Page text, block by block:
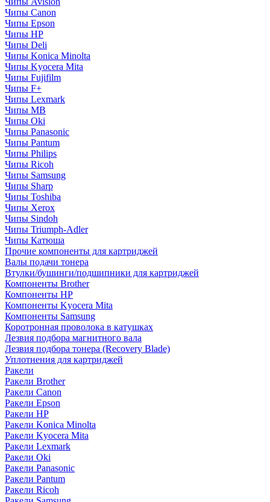
Чипы Canon
Чипы Epson
Чипы HP
Чипы Deli
Чипы Konica Minolta
Чипы Kyocera Mita
Чипы Fujifilm
Чипы F+
Чипы Lexmark
Чипы MB
Чипы Oki
Чипы Panasonic
Чипы Pantum
Чипы Philips
Чипы Ricoh
Чипы Samsung
Чипы Sharp
Чипы Toshiba
Чипы Xerox
Чипы Sindoh
Чипы Triumph-Adler
Чипы Катюша
Прочие компоненты для картриджей
Валы подачи тонера
Втулки/бушинги/подшипники для картриджей
Компоненты Brother
Компоненты HP
Компоненты Kyocera Mita
Компоненты Samsung
Коротронная проволока в катушках
Лезвия подбора магнитного вала
Лезвия подбора тонера (Recovery Blade)
Уплотнения для картриджей
Ракели
Ракели Brother
Ракели Canon
Ракели Epson
Ракели HP
Ракели Konica Minolta
Ракели Kyocera Mita
Ракели Lexmark
Ракели Oki
Ракели Panasonic
Ракели Pantum
Ракели Ricoh